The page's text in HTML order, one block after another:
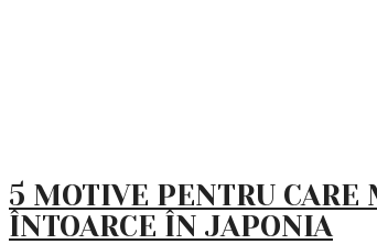
5 MOTIVE PENTRU CARE
ÎNTOARCE ÎN JAPONIA